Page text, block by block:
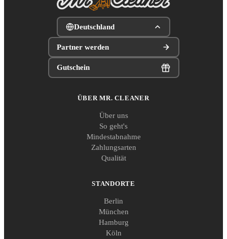
Deutschland
Partner werden
Gutschein
ÜBER MR. CLEANER
Über uns
So geht's
Mindestabnahme
Zahlungsarten
Qualität
STANDORTE
Berlin
München
Hamburg
Köln